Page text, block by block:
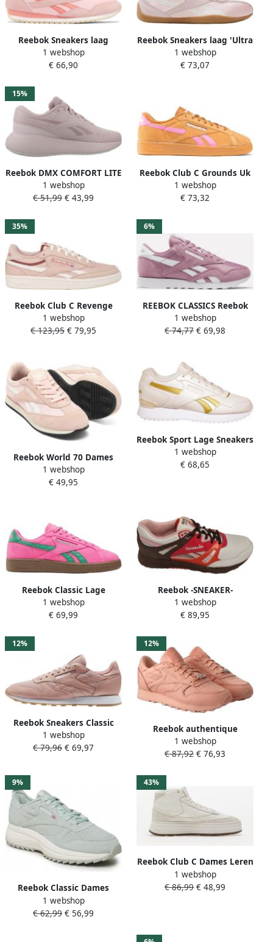
Reebok Sneakers laag
'Classic Az' rosé oudroze
1 webshop
€ 66,90
Reebok Sneakers laag 'Ultra
Lo' oudroze natuurwit
1 webshop
€ 73,07
15%
Reebok DMX COMFORT LITE
Roze
1 webshop
€ 51,99 € 43,99
Reebok Club C Grounds Uk
Schoenen Oranje
1 webshop
€ 73,32
35%
Reebok Club C Revenge
dames sneaker Roze
1 webshop
€ 123,95 € 79,95
6%
REEBOK CLASSICS Reebok
CLASSIC NYLON
BERRYCHILL FTWRHITW
1 webshop
€ 74,77 € 69,98
Reebok World 70 Dames
Sneaker 100257196 Pure
Pink Gentle Pink White
1 webshop
€ 49,95
Reebok Sport Lage Sneakers
Baskets Glide Ripple Clip
1 webshop
€ 68,65
Reebok Classic Lage
Sneakers CLUB C GROUNDS
UK
1 webshop
€ 69,99
Reebok -SNEAKER-
VENTILATOR-LAKLEER-
EARTH
1 webshop
€ 89,95
12%
Reebok Sneakers Classic
Leather Estl
1 webshop
€ 79,96 € 69,97
12%
Reebok authentique
1 webshop
€ 87,92 € 76,93
9%
Reebok Classic Dames
Sportschoenen Leren Groen
1 webshop
€ 62,99 € 56,99
43%
Reebok Club C Dames Leren
Schoenen Wit Veters
1 webshop
€ 86,99 € 48,99